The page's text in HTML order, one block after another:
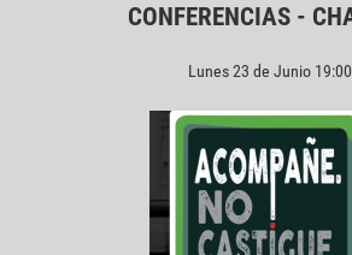
CONFERENCIAS -
Lunes 23 de Junio 19:00